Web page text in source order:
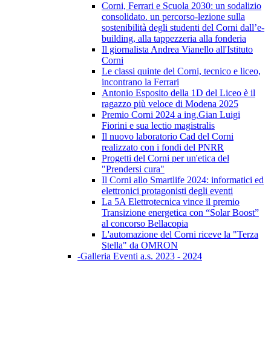
Corni, Ferrari e Scuola 2030: un sodalizio
consolidato. un percorso-lezione sulla
sostenibilità degli studenti del Corni dall’e-
building, alla tappezzeria alla fonderia
Il giornalista Andrea Vianello all'Istituto
Corni
Le classi quinte del Corni, tecnico e liceo,
incontrano la Ferrari
Antonio Esposito della 1D del Liceo è il
ragazzo più veloce di Modena 2025
Premio Corni 2024 a ing.Gian Luigi
Fiorini e sua lectio magistralis
Il nuovo laboratorio Cad del Corni
realizzato con i fondi del PNRR
Progetti del Corni per un'etica del
"Prendersi cura"
Il Corni allo Smartlife 2024: informatici ed
elettronici protagonisti degli eventi
La 5A Elettrotecnica vince il premio
Transizione energetica con “Solar Boost”
al concorso Bellacopia
L'automazione del Corni riceve la "Terza
Stella" da OMRON
-Galleria Eventi a.s. 2023 - 2024